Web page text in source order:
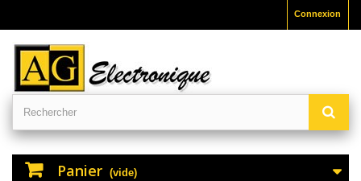
Connexion
Panier (vide)